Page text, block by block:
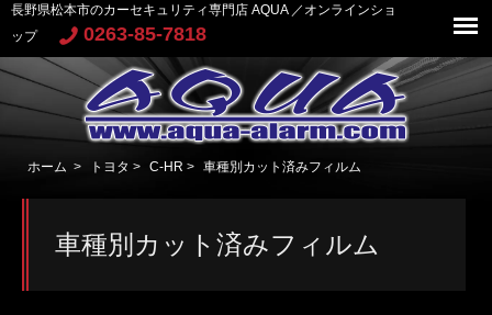
長野県松本市のカーセキュリティ専門店 AQUA ／オンラインショ
ップ
0263-85-7818
ホーム > トヨタ > C-HR > 車種別カット済みフィルム
車種別カット済みフィルム